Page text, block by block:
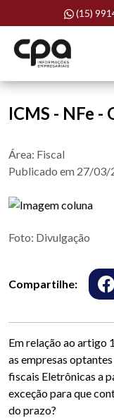
(15)
ICMS - NFe
Área: Fiscal
Publicado em 27/03/
Foto: Divulgação
Compartilhe:
Em relação ao artigo
as empresas
fiscais Eletrônicas a
exceção para que
do prazo?